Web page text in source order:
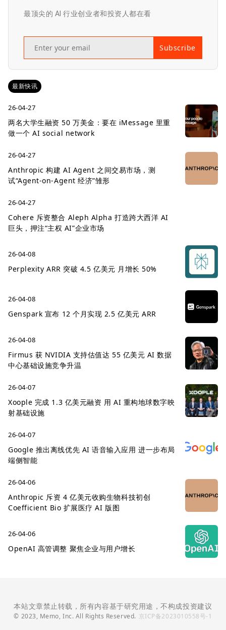
最顶尖的 AI 行业创业者和投资人都在看
Subscribe
最新快讯
26-04-27
两名大学生融资 50 万美金：要在 iMessage 里重
做一个 AI social network
26-04-27
Anthropic 构建 AI Agent 之间交易市场，测
试“Agent-on-Agent 经济”雏形
26-04-27
Cohere 斥资整合 Aleph Alpha 打造跨大西洋 AI
巨头，押注“主权 AI”企业市场
26-04-08
Perplexity ARR 突破 4.5 亿美元 月增长 50%
26-04-08
Genspark 宣布 12 个月实现 2.5 亿美元 ARR
26-04-08
Firmus 获 NVIDIA 支持估值达 55 亿美元 AI 数据
中心基础设施竞争升温
26-04-07
Xoople 完成 1.3 亿美元融资 用 AI 重构地球数字映
射基础设施
26-04-07
Google 推出离线优先 AI 语音输入应用 进一步布局
端侧智能
26-04-06
Anthropic 斥资 4 亿美元收购生物科技初创
Coefficient Bio 扩展医疗 AI 版图
26-04-06
OpenAI 高管调整 聚焦企业与用户增长
本站文章禁止转载，所有内容基于研究用途，不构成投资建议
© 2023, Memo, Inc. All Rights Reserved. 京ICP备2023010558号-1